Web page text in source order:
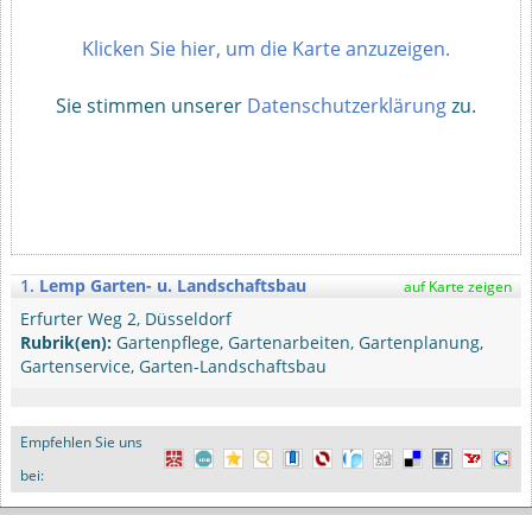
Klicken Sie hier, um die Karte anzuzeigen.
Sie stimmen unserer Datenschutzerklärungzu.
1. Lemp Garten- u. Landschaftsbau auf Karte zeigen
Erfurter Weg 2, Düsseldorf
Rubrik(en): Gartenpflege, Gartenarbeiten, Gartenplanung,
Gartenservice, Garten-Landschaftsbau
Empfehlen Sie uns
bei: